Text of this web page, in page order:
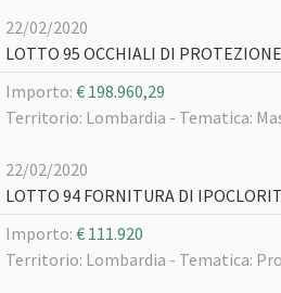
22/02/2020
LOTTO 95 OCCHIALI DI PROTEZIONE
Importo: € 198.960,29
Territorio: Lombardia - Tematica:
22/02/2020
LOTTO 94 FORNITURA DI
Importo: € 111.920
Territorio: Lombardia - Tematica: